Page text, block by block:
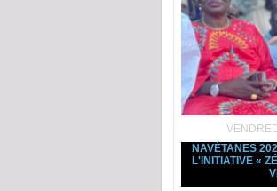
NAVÉTANES
L'INITIATIVE «